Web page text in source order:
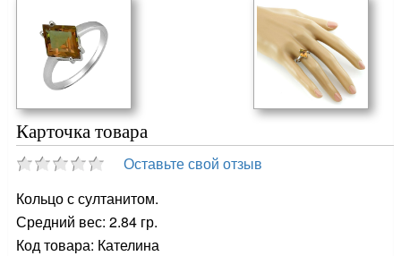
Карточка товара
Оставьте свой отзыв
Кольцо с султанитом.
Средний вес: 2.84 гр.
Код товара: Кателина